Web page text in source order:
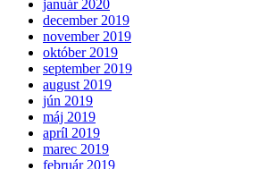
január 2020
december 2019
november 2019
október 2019
september 2019
august 2019
jún 2019
máj 2019
apríl 2019
marec 2019
február 2019